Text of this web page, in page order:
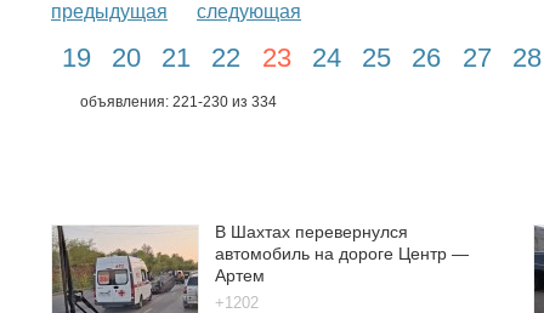
предыдущая следующая
19 20 21 22 23 24 25 26 27 28
объявления: 221-230 из 334
В Шахтах перевернулся
автомобиль на дороге Центр —
Артем
+1202